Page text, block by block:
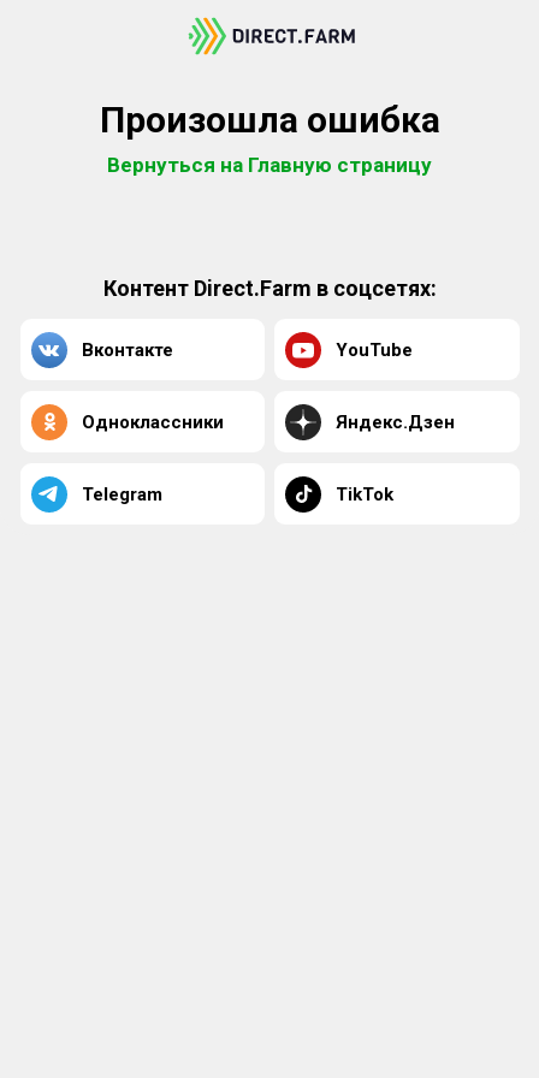
Произошла ошибка
Вернуться на Главную страницу
Контент Direct.Farm в соцсетях:
Вконтакте YouTube
Одноклассники Яндекс.Дзен
Telegram TikTok